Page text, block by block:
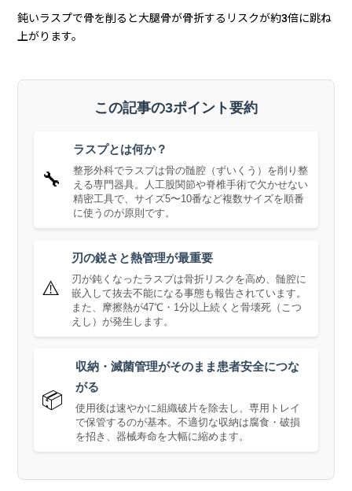
鈍いラスプで骨を削ると大腿骨が骨折するリスクが約3倍に跳ね
上がります。
この記事の3ポイント要約
🔧
ラスプとは何か？
整形外科でラスプは骨の髄腔（ずいくう）を削り整
える専門器具。人工股関節や脊椎手術で欠かせない
精密工具で、サイズ5〜10番など複数サイズを順番
に使うのが原則です。
⚠️
刃の鋭さと熱管理が最重要
刃が鈍くなったラスプは骨折リスクを高め、髄腔に
嵌入して抜去不能になる事態も報告されています。
また、摩擦熱が47℃・1分以上続くと骨壊死（こつ
えし）が発生します。
📦
収納・滅菌管理がそのまま患者安全につな
がる
使用後は速やかに組織破片を除去し、専用トレイ
で保管するのが基本。不適切な収納は腐食・破損
を招き、器械寿命を大幅に縮めます。